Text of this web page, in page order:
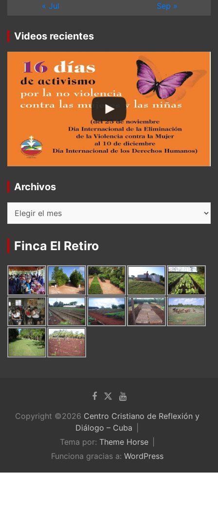
« Jul
Sep »
Videos recientes
Archivos
Archivos
Finca El Retiro
Copyright ©2026 Centro Cristiano de Reflexión y
Diálogo – Cuba
Tema por: Theme Horse
Funciona gracias a: WordPress